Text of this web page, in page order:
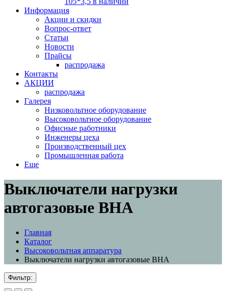
Информация
Акции и скидки
Вопрос-ответ
Статьи
Новости
Прайсы
распродажа
Контакты
АКЦИИ
распродажа
Галерея
Низковольтное оборудование
Высоковольтное оборудование
Офисные работники
Инженеры цеха
Производственный цех
Промышленная работа
Еще
Выключатели нагрузки
автогазовые ВНА
Главная
Каталог
Высоковольтная аппаратура
Выключатели нагрузки автогазовые ВНА
Фильтр: